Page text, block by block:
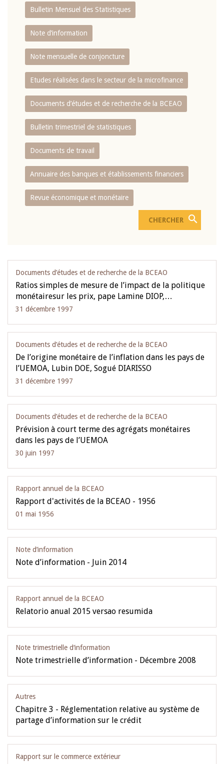
Bulletin Mensuel des Statistiques
Note d’information
Note mensuelle de conjoncture
Etudes réalisées dans le secteur de la microfinance
Documents d’études et de recherche de la BCEAO
Bulletin trimestriel de statistiques
Documents de travail
Annuaire des banques et établissements financiers
Revue économique et monétaire
Documents d’études et de recherche de la BCEAO
Ratios simples de mesure de l’impact de la politique
monétairesur les prix, pape Lamine DIOP,…
31 décembre 1997
Documents d’études et de recherche de la BCEAO
De l’origine monétaire de l’inflation dans les pays de
l’UEMOA, Lubin DOE, Sogué DIARISSO
31 décembre 1997
Documents d’études et de recherche de la BCEAO
Prévision à court terme des agrégats monétaires
dans les pays de l’UEMOA
30 juin 1997
Rapport annuel de la BCEAO
Rapport d'activités de la BCEAO - 1956
01 mai 1956
Note d’information
Note d’information - Juin 2014
Rapport annuel de la BCEAO
Relatorio anual 2015 versao resumida
Note trimestrielle d‘information
Note trimestrielle d’information - Décembre 2008
Autres
Chapitre 3 - Réglementation relative au système de
partage d’information sur le crédit
Rapport sur le commerce extérieur